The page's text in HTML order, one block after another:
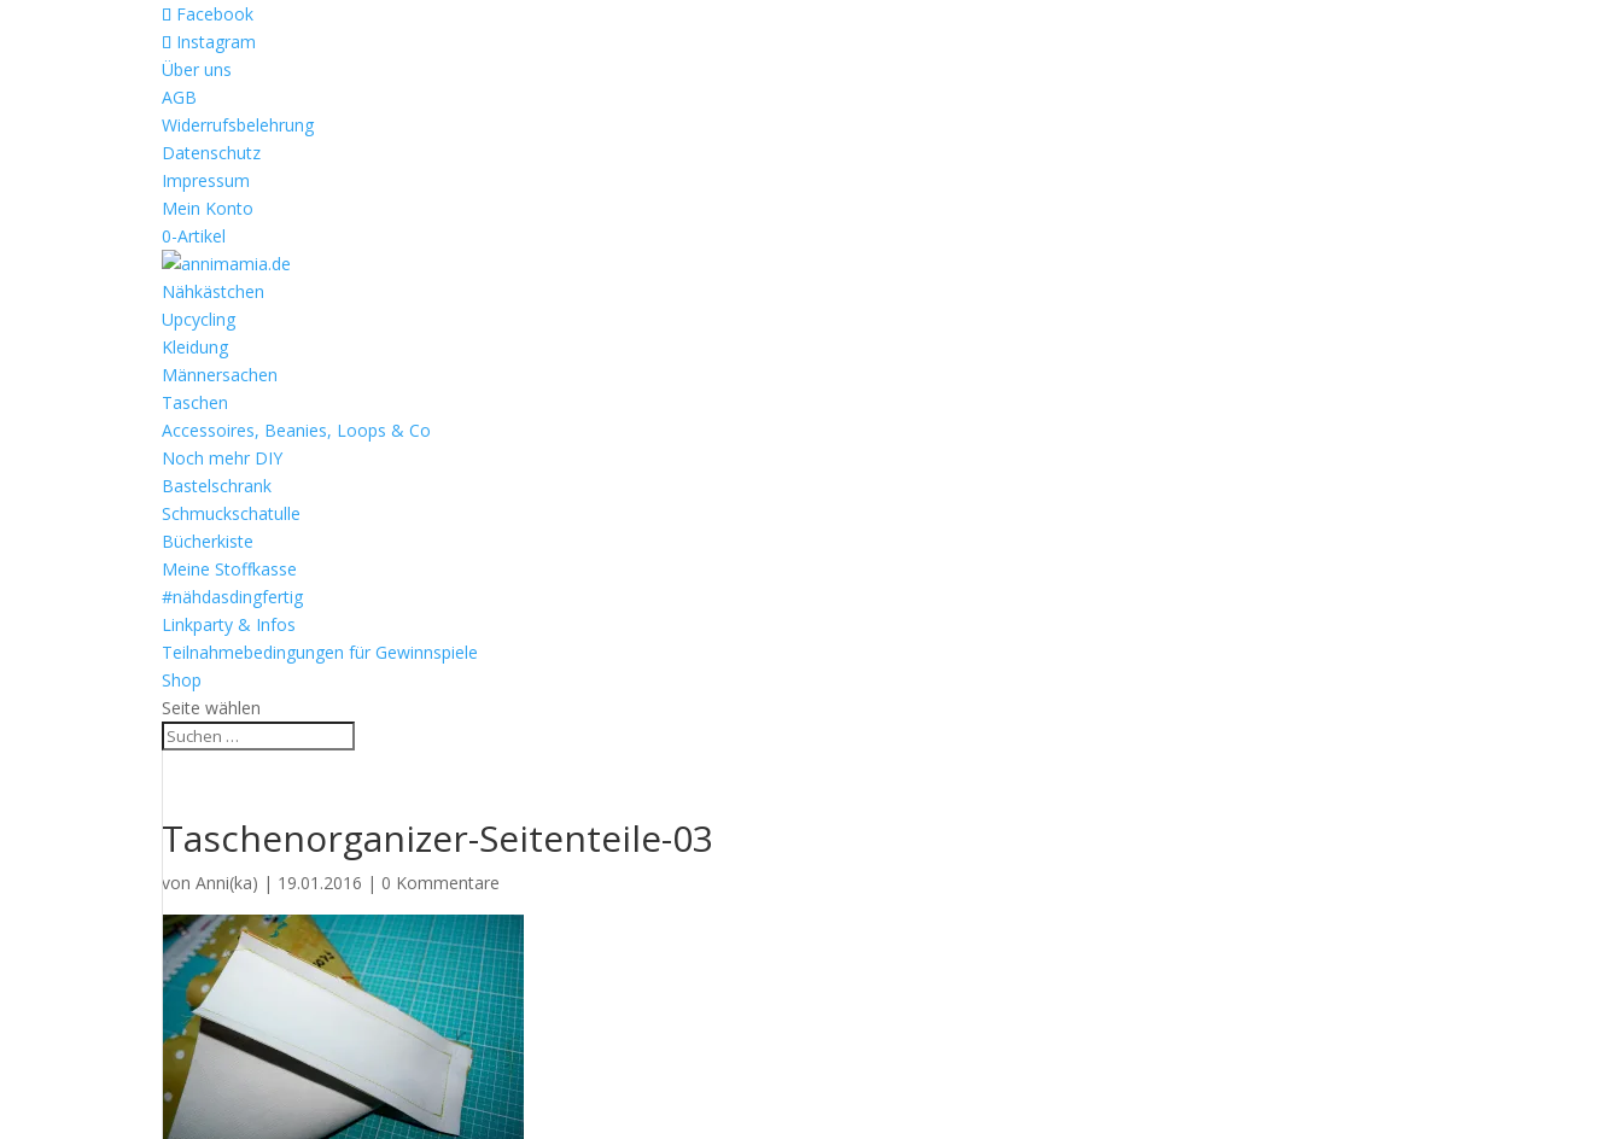
Facebook
Instagram
Über uns
AGB
Widerrufsbelehrung
Datenschutz
Impressum
Mein Konto
0-Artikel
Nähkästchen
Upcycling
Kleidung
Männersachen
Taschen
Accessoires, Beanies, Loops & Co
Noch mehr DIY
Bastelschrank
Schmuckschatulle
Bücherkiste
Meine Stoffkasse
#nähdasdingfertig
Linkparty & Infos
Teilnahmebedingungen für Gewinnspiele
Shop
Seite wählen
Taschenorganizer-Seitenteile-03
vonAnni(ka) | 19.01.2016 | 0 Kommentare